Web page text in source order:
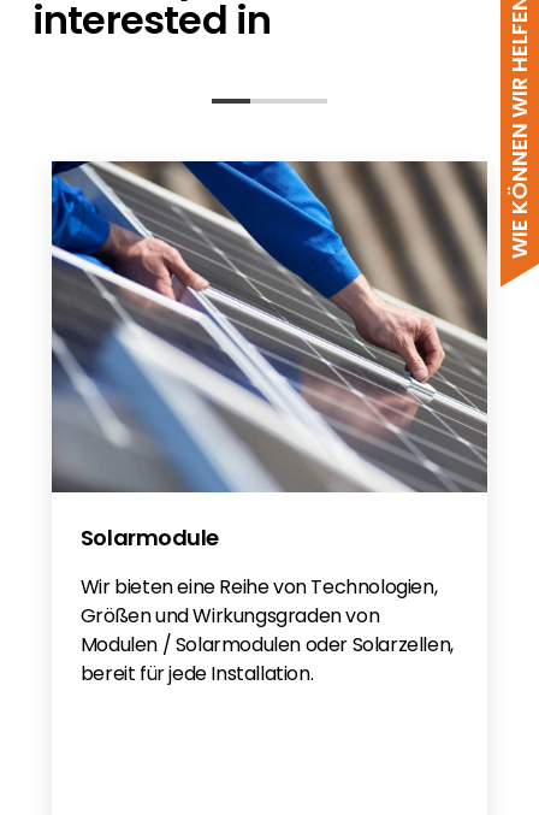
WIE KÖNNEN WIR HELFEN?
Renusol FS10-18, CS+, IS, VS+, MS+, TS+
interested in
Solarmodule
Wir bieten eine Reihe von Technologien,
Größen und Wirkungsgraden von
Modulen / Solarmodulen oder Solarzellen,
bereit für jede Installation.